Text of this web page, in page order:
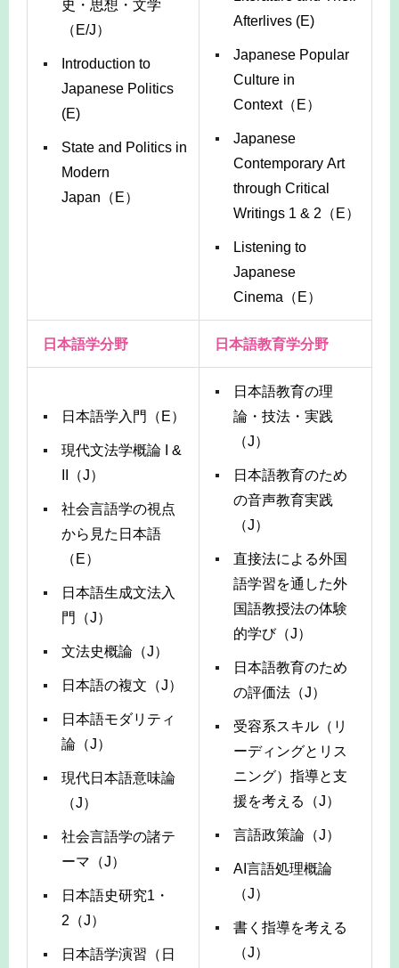
史・思想・文学
（E/J）
Introduction to
Japanese Politics
(E)
State and Politics in
Modern
Japan（E）
Afterlives (E)
Japanese Popular
Culture in
Context（E）
Japanese
Contemporary Art
through Critical
Writings 1 & 2（E）
Listening to
Japanese
Cinema（E）
日本語学分野 日本語教育学分野
日本語学入門（E）
現代文法学概論 I &
II（J）
社会言語学の視点
から見た日本語
（E）
日本語生成文法入
門（J）
文法史概論（J）
日本語の複文（J）
日本語モダリティ
論（J）
現代日本語意味論
（J）
社会言語学の諸テ
ーマ（J）
日本語史研究1・
2（J）
日本語学演習（日
日本語教育の理
論・技法・実践
（J）
日本語教育のため
の音声教育実践
（J）
直接法による外国
語学習を通した外
国語教授法の体験
的学び（J）
日本語教育のため
の評価法（J）
受容系スキル（リ
ーディングとリス
ニング）指導と支
援を考える（J）
言語政策論（J）
AI言語処理概論
（J）
書く指導を考える
（J）